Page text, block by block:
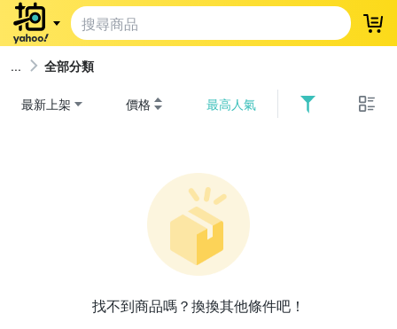
登
全部分類
最新上架 價格 最高人氣
找不到商品嗎？換換其他條件吧！